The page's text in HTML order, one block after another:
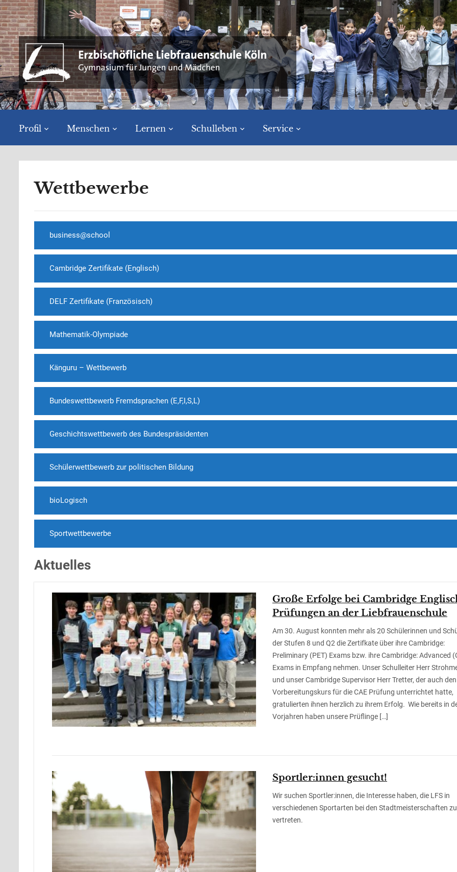
Profil Menschen Lernen Schulleben Service
Wettbewerbe
business@school
Cambridge Zertifikate (Englisch)
DELF Zertifikate (Französisch)
Mathematik-Olympiade
Känguru – Wettbewerb
Bundeswettbewerb Fremdsprachen (E,F,I,S,L)
Geschichtswettbewerb des Bundespräsidenten
Schülerwettbewerb zur politischen Bildung
bioLogisch
Sportwettbewerbe
Aktuelles
Große Erfolge bei Cambridge
Prüfungen an der Liebfrauenschule
Am 30. August konnten mehr als 20 Schülerinnen und
der Stufen 8 und Q2 die Zertifkate über ihre Cambridge:
Preliminary (PET) Exams bzw. ihre Cambridge: Advanced
Exams in Empfang nehmen. Unser Schulleiter Herr
und unser Cambridge Supervisor Herr Tretter, der auch den
Vorbereitungskurs für die CAE Prüfung unterrichtet hatte,
gratulierten ihnen herzlich zu ihrem Erfolg. Wie bereits in
Vorjahren haben unsere Prüflinge […]
Sportler:innen gesucht!
Wir suchen Sportler:innen, die Interesse haben, die LFS in
verschiedenen Sportarten bei den Stadtmeisterschaften zu
vertreten.